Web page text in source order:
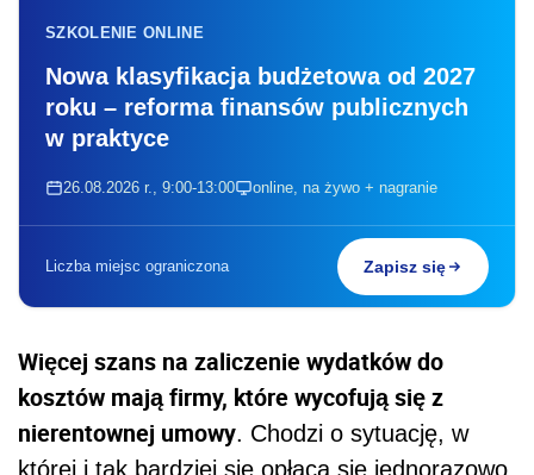
SZKOLENIE ONLINE
Nowa klasyfikacja budżetowa od 2027
roku – reforma finansów publicznych
w praktyce
26.08.2026 r., 9:00-13:00 online, na żywo + nagranie
Liczba miejsc ograniczona Zapisz się
Więcej szans na zaliczenie wydatków do
kosztów mają firmy, które wycofują się z
nierentownej umowy. Chodzi o sytuację, w
której i tak bardziej się opłaca się jednorazowo